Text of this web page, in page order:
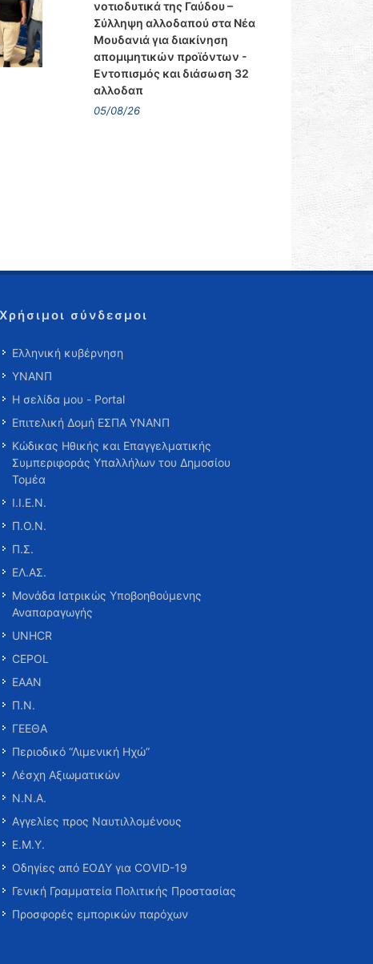
νοτιοδυτικά της Γαύδου –
Σύλληψη αλλοδαπού στα Νέα
Μουδανιά για διακίνηση
απομιμητικών προϊόντων -
Εντοπισμός και διάσωση 32
αλλοδαπ
05/08/26
Χρήσιμοι σύνδεσμοι
Ελληνική κυβέρνηση
ΥΝΑΝΠ
Η σελίδα μου - Portal
Επιτελική Δομή ΕΣΠΑ ΥΝΑΝΠ
Κώδικας Ηθικής και Επαγγελματικής
Συμπεριφοράς Υπαλλήλων του Δημοσίου
Τομέα
Ι.Ι.Ε.Ν.
Π.Ο.Ν.
Π.Σ.
ΕΛ.ΑΣ.
Μονάδα Ιατρικώς Υποβοηθούμενης
Αναπαραγωγής
UNHCR
CEPOL
ΕΑΑΝ
Π.Ν.
ΓΕΕΘΑ
Περιοδικό “Λιμενική Ηχώ”
Λέσχη Αξιωματικών
Ν.Ν.Α.
Αγγελίες προς Ναυτιλλομένους
Ε.Μ.Υ.
Οδηγίες από ΕΟΔΥ για COVID-19
Γενική Γραμματεία Πολιτικής Προστασίας
Προσφορές εμπορικών παρόχων